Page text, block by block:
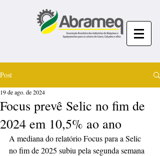
Post
Focus prevê Selic no fim de
2024 em 10,5% ao ano
19 de ago. de 2024
A mediana do relatório Focus para a Selic
no fim de 2025 subiu pela segunda semana